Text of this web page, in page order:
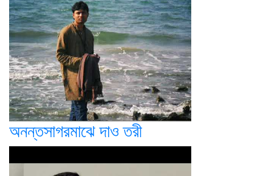
অনন্তসাগরমাঝে দাও তরী